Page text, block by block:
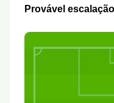
Provável escalação